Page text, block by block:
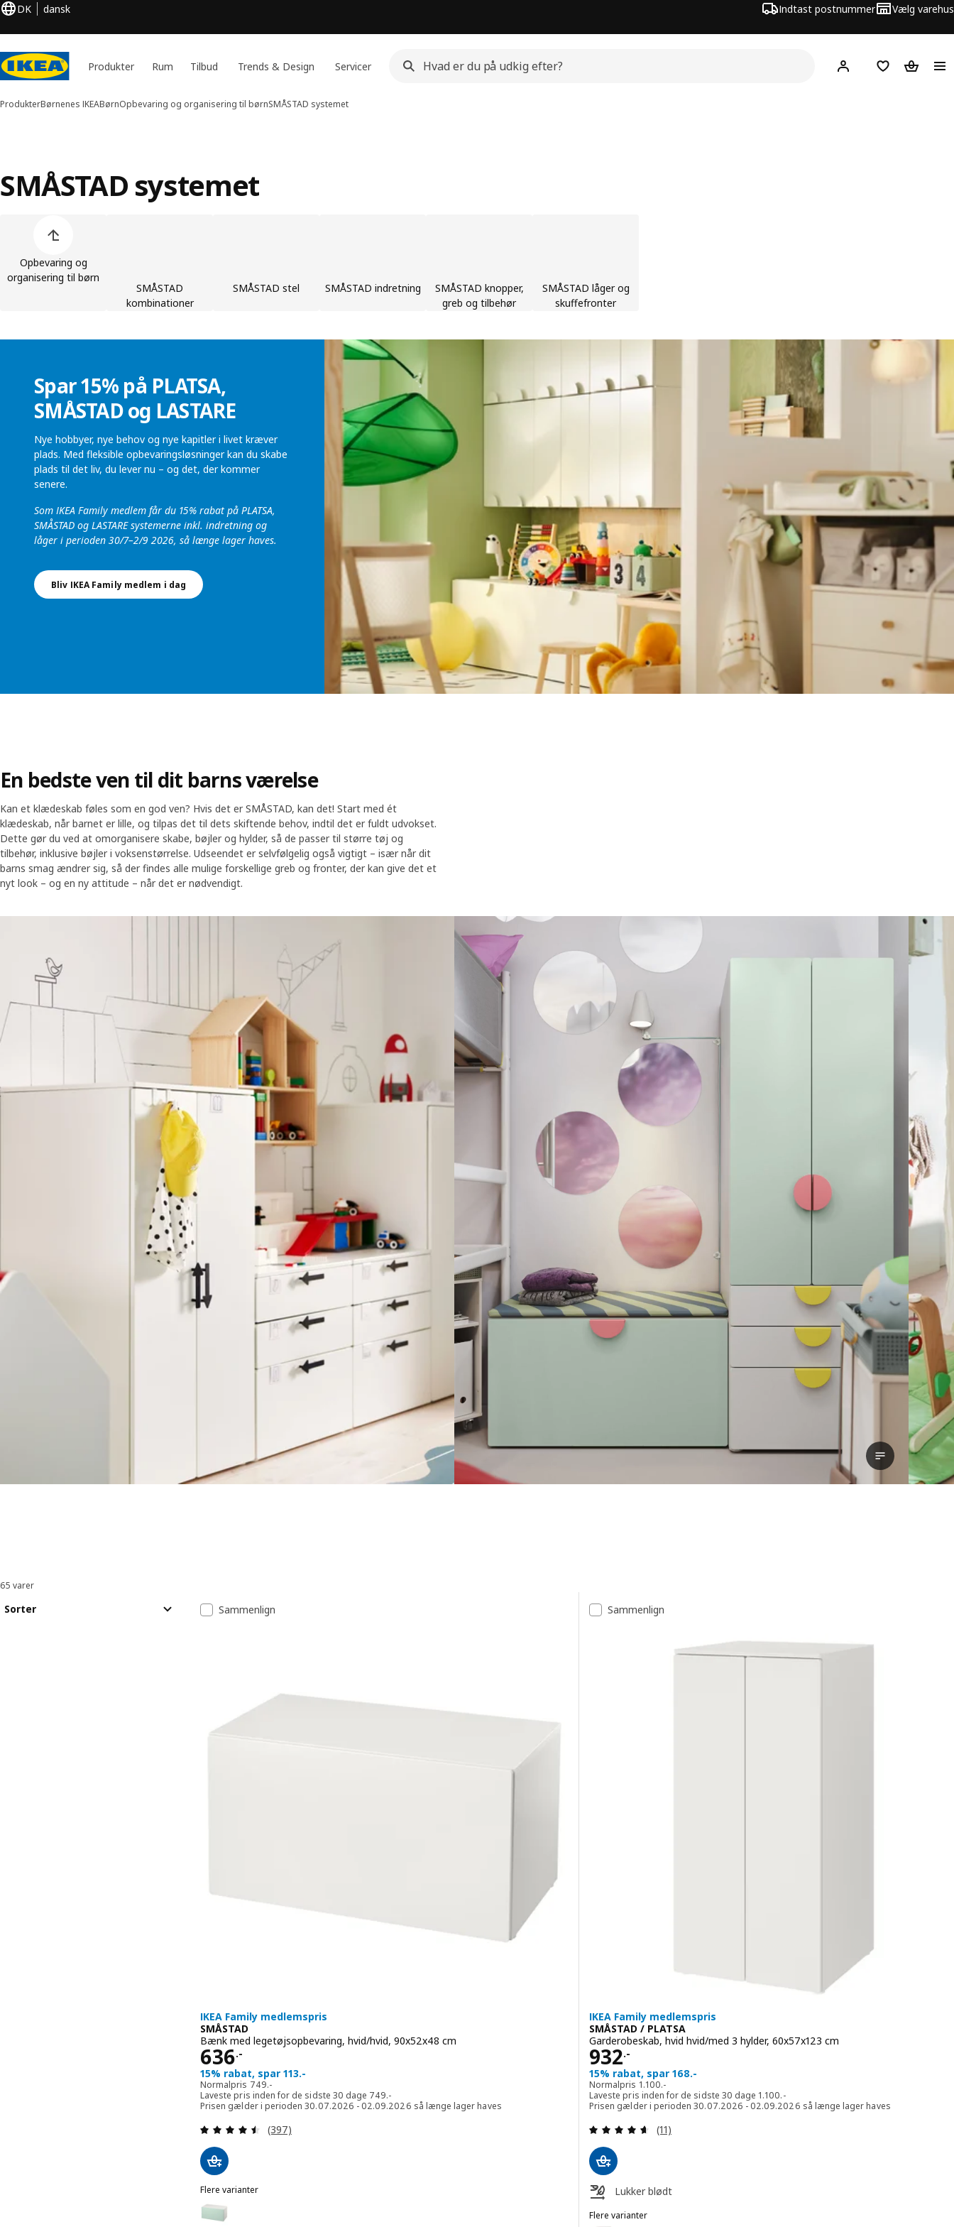
DK dansk Indtast postnummer Vælg varehus
Produkter Rum Tilbud Trends & Design Servicer Hej! Log ind her
Huskeliste
Kurv
ProdukterBørnenes IKEABørnOpbevaring og organisering til børnSMÅSTAD systemet
SMÅSTAD systemet
Opbevaring og
organisering til børn
SMÅSTAD
kombinationer
SMÅSTAD stel SMÅSTAD indretning
SMÅSTAD knopper,
greb og tilbehør
SMÅSTAD låger og
skuffefronter
Spar 15% på PLATSA,
SMÅSTAD og LASTARE
Nye hobbyer, nye behov og nye kapitler i livet kræver
plads. Med fleksible opbevaringsløsninger kan du skabe
plads til det liv, du lever nu – og det, der kommer
senere.
Som IKEA Family medlem får du 15% rabat på PLATSA,
SMÅSTAD og LASTARE systemerne inkl. indretning og
låger i perioden 30/7–2/9 2026, så længe lager haves.
Bliv IKEA Family medlem i dag
En bedste ven til dit barns værelse
Kan et klædeskab føles som en god ven? Hvis det er SMÅSTAD, kan det! Start med ét
klædeskab, når barnet er lille, og tilpas det til dets skiftende behov, indtil det er fuldt udvokset.
Dette gør du ved at omorganisere skabe, bøjler og hylder, så de passer til større tøj og
tilbehør, inklusive bøjler i voksenstørrelse. Udseendet er selvfølgelig også vigtigt – især når dit
barns smag ændrer sig, så der findes alle mulige forskellige greb og fronter, der kan give det et
nyt look – og en ny attitude – når det er nødvendigt.
Se udskrift
Sorter og filtrer
65 varer
Sorter Resultatliste
Sammenlign
IKEA Family medlemspris
SMÅSTAD
Bænk med legetøjsopbevaring, hvid/hvid, 90x52x48 cm
636.-
Pris 636.-
15% rabat, spar 113.-
Normalpris 749.-
Normalpris 749.-
Laveste pris inden for de sidste 30 dage 749.-
Laveste pris inden for de sidste 30 dage 749.-
Prisen gælder i perioden 30.07.2026 - 02.09.2026 så længe lager haves
Anmeld: 4.5 ud af 5 Stjerner. Anmeldelser i alt:
(397)
Flere varianter
SMÅSTAD
Mulighed: SMÅSTAD, Bænk med legetøjsopbevaring, hvid/lysegrøn, 90x52x48 cm
Sammenlign
IKEA Family medlemspris
SMÅSTAD / PLATSA
Garderobeskab, hvid hvid/med 3 hylder, 60x57x123 cm
932.-
Pris 932.-
15% rabat, spar 168.-
Normalpris 1.100.-
Normalpris 1100.-
Laveste pris inden for de sidste 30 dage 1.100.-
Laveste pris inden for de sidste 30 dage 1100.-
Prisen gælder i perioden 30.07.2026 - 02.09.2026 så længe lager haves
Anmeld: 4.6 ud af 5 Stjerner. Anmeldelser i alt:
(11)
Lukker blødt
Flere varianter